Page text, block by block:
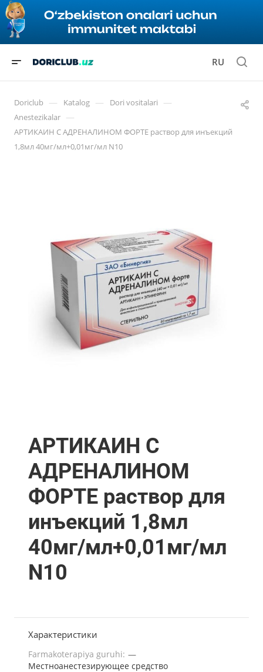
RU
Doriclub — Katalog — Dori vositalari —
Anestezikalar —
АРТИКАИН С АДРЕНАЛИНОМ ФОРТЕ раствор для инъекций
1,8мл 40мг/мл+0,01мг/мл N10
АРТИКАИН С
АДРЕНАЛИНОМ
ФОРТЕ раствор для
инъекций 1,8мл
40мг/мл+0,01мг/мл
N10
Характеристики
Farmakoterapiya guruhi: —
Местноанестезирующее средство